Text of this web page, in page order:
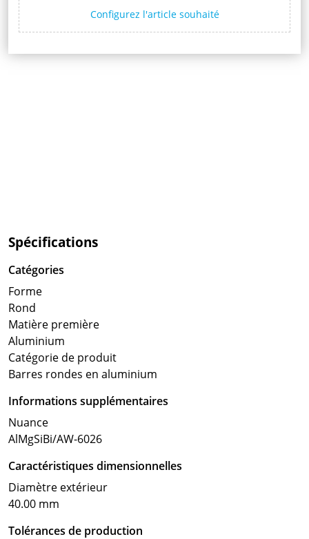
Configurez l'article souhaité
Spécifications
Catégories
Forme
Rond
Matière première
Aluminium
Catégorie de produit
Barres rondes en aluminium
Informations supplémentaires
Nuance
AlMgSiBi/AW-6026
Caractéristiques dimensionnelles
Diamètre extérieur
40.00 mm
Tolérances de production